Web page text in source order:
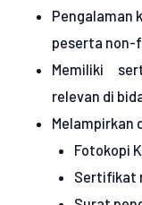
Pengalaman
peserta non-
Memiliki
relevan di
Melampirkan
Fotokopi
Sertifikat